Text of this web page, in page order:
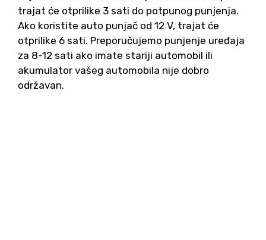
trajat će otprilike 3 sati do potpunog punjenja.
Ako koristite auto punjač od 12 V, trajat će
otprilike 6 sati. Preporučujemo punjenje uređaja
za 8-12 sati ako imate stariji automobil ili
akumulator vašeg automobila nije dobro
održavan.